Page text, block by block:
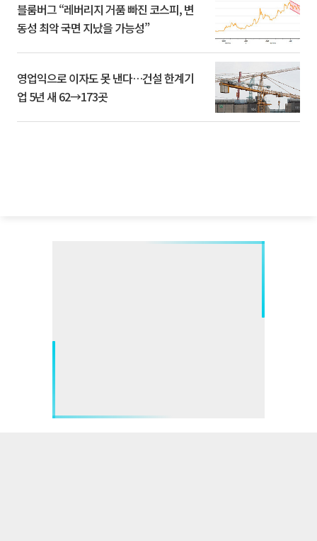
블룸버그 “레버리지 거품 빠진 코스피, 변
동성 최악 국면 지났을 가능성”
영업익으로 이자도 못 낸다…건설 한계기
업 5년 새 62→173곳